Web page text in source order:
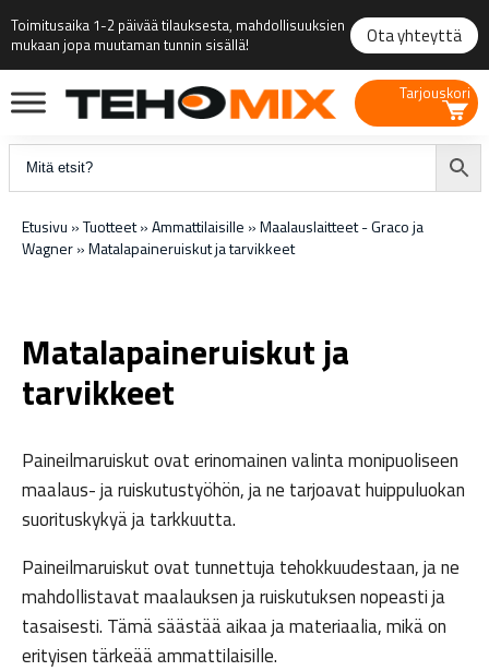
Toimitusaika 1-2 päivää tilauksesta, mahdollisuuksien
mukaan jopa muutaman tunnin sisällä!
Ota yhteyttä
Tarjouskori
Etusivu »Tuotteet»Ammattilaisille »Maalauslaitteet - Graco ja
Wagner»Matalapaineruiskut ja tarvikkeet
Matalapaineruiskut ja
tarvikkeet
Paineilmaruiskut ovat erinomainen valinta monipuoliseen
maalaus- ja ruiskutustyöhön, ja ne tarjoavat huippuluokan
suorituskykyä ja tarkkuutta.
Paineilmaruiskut ovat tunnettuja tehokkuudestaan, ja ne
mahdollistavat maalauksen ja ruiskutuksen nopeasti ja
tasaisesti. Tämä säästää aikaa ja materiaalia, mikä on
erityisen tärkeää ammattilaisille.